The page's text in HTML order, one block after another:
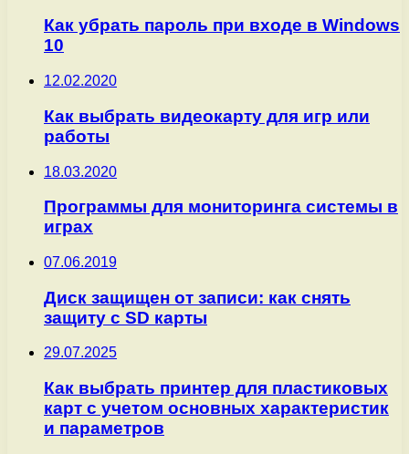
Как убрать пароль при входе в Windows
10
12.02.2020
Как выбрать видеокарту для игр или
работы
18.03.2020
Программы для мониторинга системы в
играх
07.06.2019
Диск защищен от записи: как снять
защиту с SD карты
29.07.2025
Как выбрать принтер для пластиковых
карт с учетом основных характеристик
и параметров